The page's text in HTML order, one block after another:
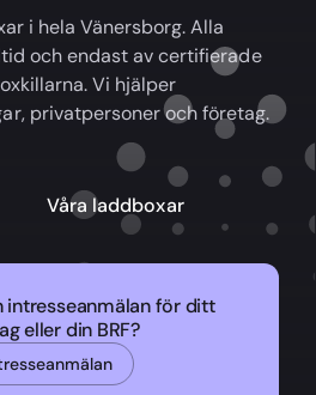
i hela Vänersborg. Alla
och endast av certifierade
Vi hjälper
privatpersoner och företag.
Våra laddboxar
intresseanmälan för ditt
eller din BRF?